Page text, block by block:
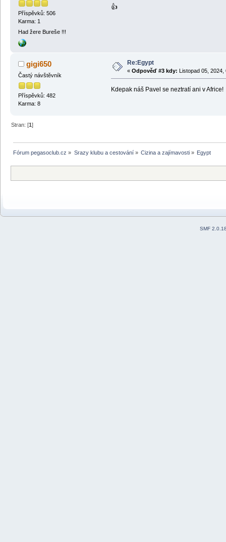
Příspěvků: 506
Karma: 1
Had žere Bureše !!!
👍
gigi650
Častý návštěvník
Příspěvků: 482
Karma: 8
Re:Egypt
« Odpověď #3 kdy: Listopad 05, 2024,
Kdepak náš Pavel se neztratí ani v Africe!
Stran: [1]
Fórum pegasoclub.cz » Srazy klubu a cestování» Cizina a zajímavosti» Egypt
SMF